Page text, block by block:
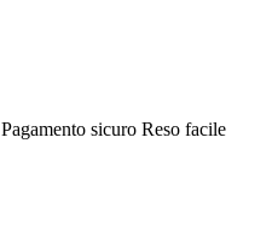
Pagamento sicuro Reso facile